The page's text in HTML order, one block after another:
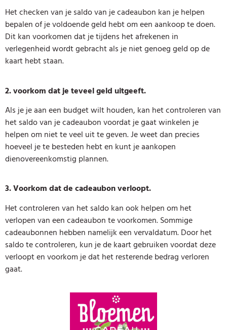
Het checken van je saldo van je cadeaubon kan je helpen
bepalen of je voldoende geld hebt om een aankoop te doen.
Dit kan voorkomen dat je tijdens het afrekenen in
verlegenheid wordt gebracht als je niet genoeg geld op de
kaart hebt staan.
2. voorkom dat je teveel geld uitgeeft.
Als je je aan een budget wilt houden, kan het controleren van
het saldo van je cadeaubon voordat je gaat winkelen je
helpen om niet te veel uit te geven. Je weet dan precies
hoeveel je te besteden hebt en kunt je aankopen
dienovereenkomstig plannen.
3. Voorkom dat de cadeaubon verloopt.
Het controleren van het saldo kan ook helpen om het
verlopen van een cadeaubon te voorkomen. Sommige
cadeaubonnen hebben namelijk een vervaldatum. Door het
saldo te controleren, kun je de kaart gebruiken voordat deze
verloopt en voorkom je dat het resterende bedrag verloren
gaat.